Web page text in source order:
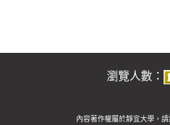
瀏覽人數：
內容著作權屬於靜宜大學，